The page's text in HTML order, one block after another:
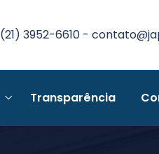
(21) 3952-6610 -
Transparência